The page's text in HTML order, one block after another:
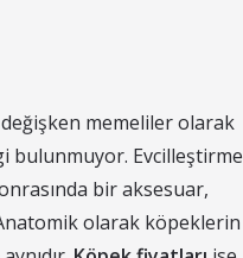
değişken memeliler olarak
bulunmuyor. Evcilleştirme
bir aksesuar,
olarak köpeklerin